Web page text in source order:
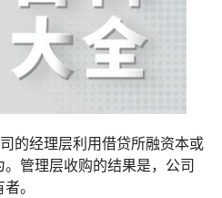
的经理层利用借贷所融资本或
管理层收购的结果是，公司
。